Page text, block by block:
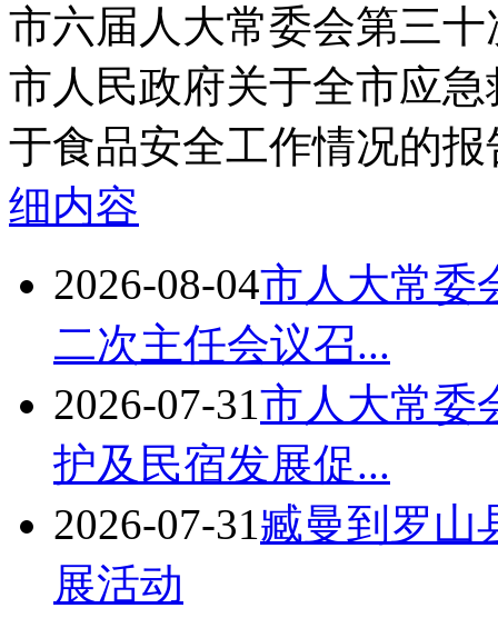
市六届人大常委会第三
市人民政府关于全市应
于食品安全工作情况的
细内容
2026-08-04市人大常委
二次主任会议召...
2026-07-31市人大常委
护及民宿发展促...
2026-07-31臧曼到罗山
展活动